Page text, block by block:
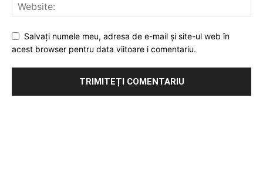
Salvați numele meu, adresa de e-mail și site-ul web în
acest browser pentru data viitoare i comentariu.